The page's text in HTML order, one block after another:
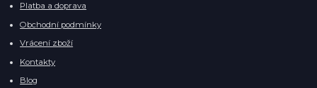
Platba a doprava
Obchodní podmínky
Vrácení zboží
Kontakty
Blog